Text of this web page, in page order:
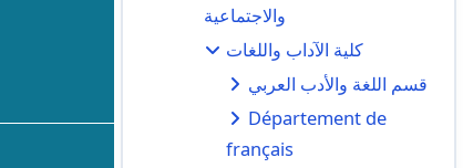
والاجتماعية
كلية الآداب واللغات
قسم اللغة والأدب العربي
Département de
français